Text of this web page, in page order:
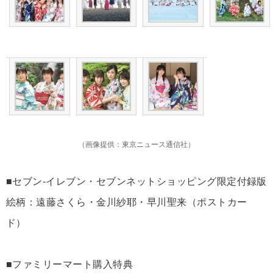
（画像提供：東京ニュース通信社）
■セブン-イレブン・セブンネットショッピング限定付録版
絵柄：遠藤さくら・金川紗耶・早川聖来（ポストカー
ド）
■ファミリーマート購入特典